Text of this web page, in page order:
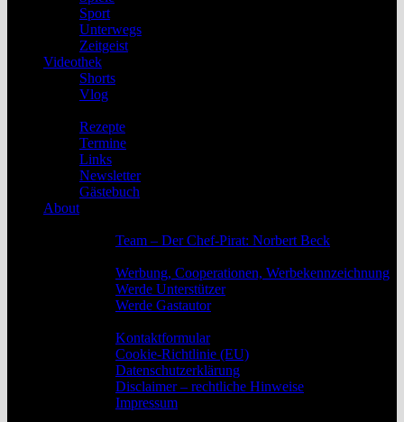
Sport
Unterwegs
Zeitgeist
Videothek
Shorts
Vlog
Rezepte
Termine
Links
Newsletter
Gästebuch
About
Team – Der Chef-Pirat: Norbert Beck
Werbung, Cooperationen, Werbekennzeichnung
Werde Unterstützer
Werde Gastautor
Kontaktformular
Cookie-Richtlinie (EU)
Datenschutzerklärung
Disclaimer – rechtliche Hinweise
Impressum